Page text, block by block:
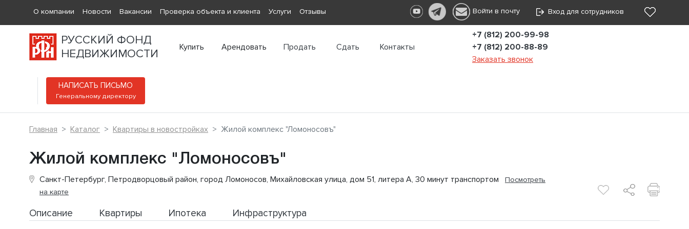
О компании Новости Вакансии Проверка объекта и клиента Услуги Отзывы Войти в почту Вход для сотрудников
РУССКИЙ ФОНД
НЕДВИЖИМОСТИ
Купить Арендовать Продать Сдать Контакты
+7 (812) 200-99-98
+7 (812) 200-88-89
Заказать звонок
НАПИСАТЬ ПИСЬМО
Генеральному директору
Главная Каталог Квартиры в новостройках Жилой комплекс "Ломоносовъ"
Жилой комплекс "Ломоносовъ"
Санкт-Петербург, Петродворцовый район, город Ломоносов, Михайловская улица, дом 51, литера А, 30 минут транспортом Посмотреть
на карте
Описание Квартиры Ипотека Инфраструктура